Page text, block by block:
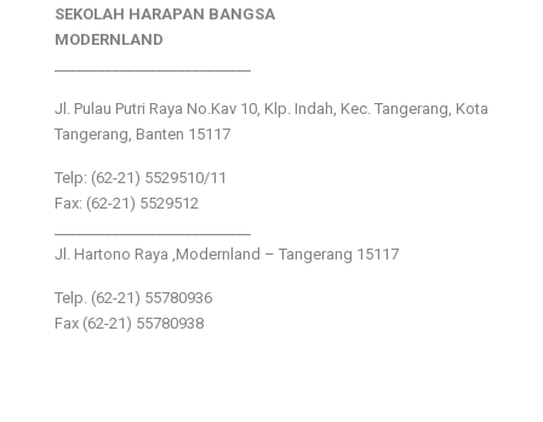
SEKOLAH HARAPAN BANGSA
MODERNLAND
Jl. Pulau Putri Raya No.Kav 10, Klp. Indah, Kec. Tangerang, Kota
Tangerang, Banten 15117
Telp: (62-21) 5529510/11
Fax: (62-21) 5529512
Jl. Hartono Raya ,Modernland – Tangerang 15117
Telp. (62-21) 55780936
Fax (62-21) 55780938